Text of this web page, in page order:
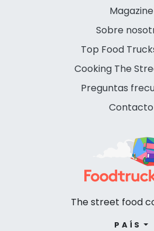
Magazine
Sobre
Top Food
Cooking The
Preguntas
Contacto
The street food
PAÍS